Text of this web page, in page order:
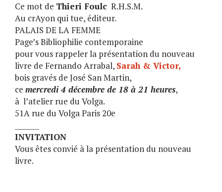
Ce mot de Thieri Foulc R.H.S.M.
Au crAyon qui tue, éditeur.
PALAIS DE LA FEMME
Page’s Bibliophilie contemporaine
pour vous rappeler la présentation du nouveau
livre de Fernando Arrabal, Sarah & Victor,
bois gravés de José San Martin,
ce mercredi 4 décembre de 18 à 21 heures,
à l’atelier rue du Volga.
51A rue du Volga Paris 20e
INVITATION
Vous êtes convié à la présentation du nouveau
livre.